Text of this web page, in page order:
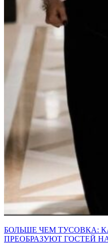
БОЛЬШЕ ЧЕМ ТУСОВКА:
ПРЕОБРАЗУЮТ ГОСТЕЙ